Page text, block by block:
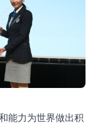
能力为世界做出积